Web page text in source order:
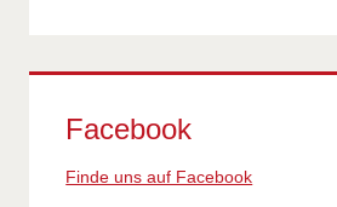
Facebook
Finde uns auf Facebook